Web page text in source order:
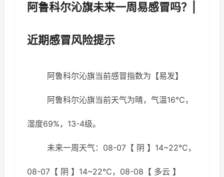
阿鲁科尔沁旗未来一周易感冒吗？|
近期感冒风险提示
阿鲁科尔沁旗当前感冒指数为【易发】
阿鲁科尔沁旗当前天气为晴，气温16℃，
湿度69%，13-4级。
未来一周天气：08-07【 阴 】14~22℃，
08-07【 阴 】14~22℃，08-08【 多云 】